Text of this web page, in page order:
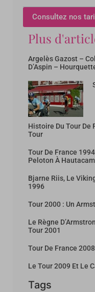
Consultez nos
Plus
Argelès Gazost –
D’Aspin –
Histoire Du Tour De
Tour
Tour De France
Peloton À Hautacam
Bjarne Riis, Le
1996
Tour 2000 : Un
Le Règne
Tour 2001
Tour De France
Le Tour 2009 Et Le
Tags